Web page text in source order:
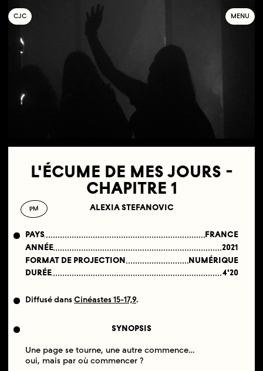
COLLECTIF
JEUNE
C INÉMA MENU
L'ÉCUME DE MES JOURS -
CHAPITRE 1
ALEXIA STEFANOVIC
PM
PAYS
FRANCE
ANNÉE
2021
FORMAT DE PROJECTION
NUMÉRIQUE
DURÉE
4'20
Diffusé dansCinéastes 15-17,9.
SYNOPSIS
Une page se tourne, une autre commence…
oui, mais par où commencer ?